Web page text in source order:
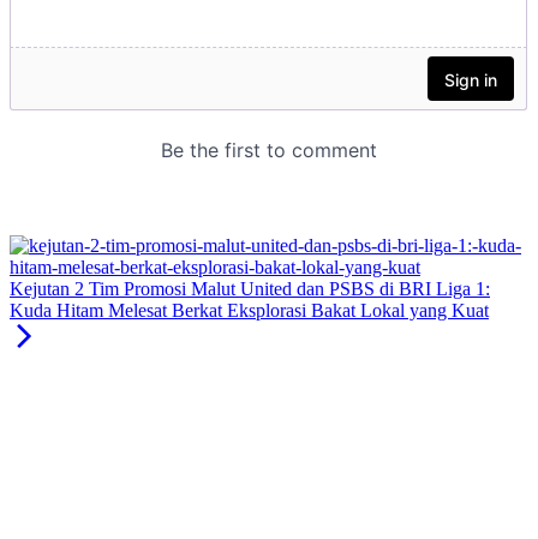
Kejutan 2 Tim Promosi Malut United dan PSBS di BRI Liga 1:
Kuda Hitam Melesat Berkat Eksplorasi Bakat Lokal yang Kuat